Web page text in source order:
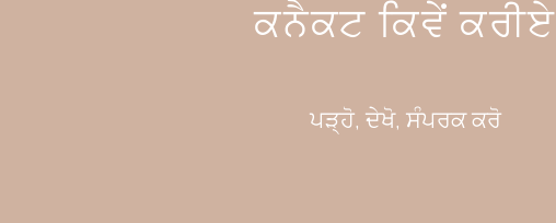
ਕਨੈਕਟ ਕਿਵੇਂ ਕਰੀਏ
ਪੜ੍ਹੋ, ਦੇਖੋ, ਸੰਪਰਕ ਕਰੋ